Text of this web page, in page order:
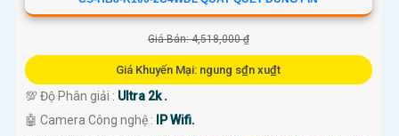
Giá Bán: 4,518,000 ₫
Giá Khuyến Mại: ngung s₫n xu₫t
💯 Độ Phân giải : Ultra 2k .
🤖️ Camera Công nghệ :
IP Wifi.